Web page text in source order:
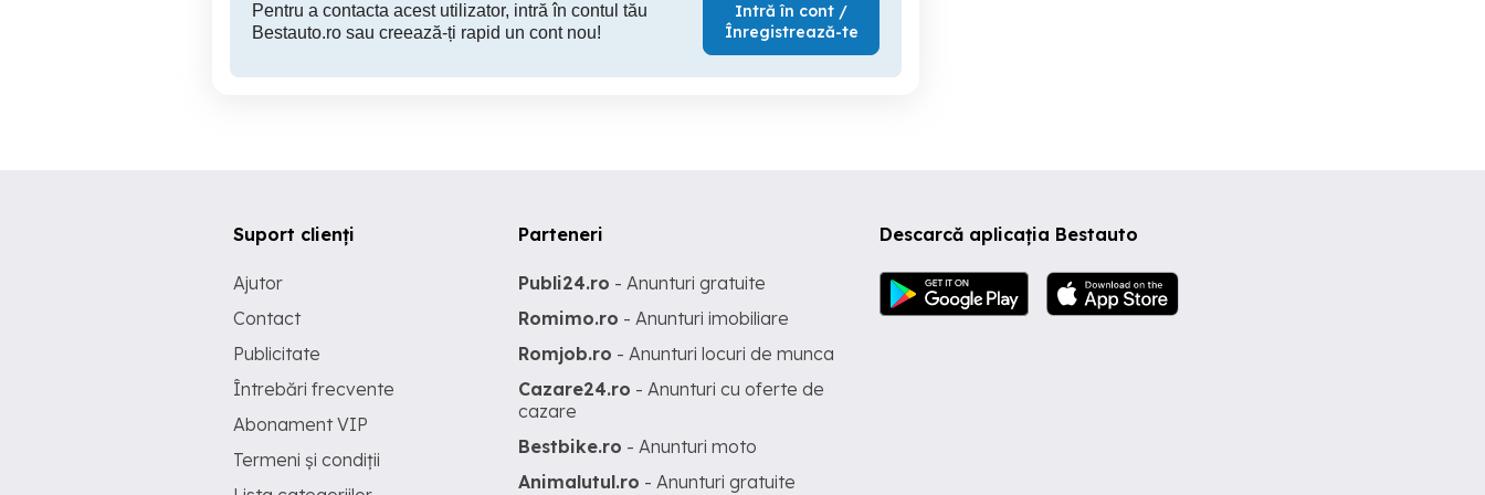
Pentru a contacta acest utilizator, intră în contul tău
Bestauto.ro sau creează-ți rapid un cont nou!
Intră în cont /
Înregistrează-te
Descarcă aplicația Bestauto
Suport clienți
Ajutor
Contact
Publicitate
Întrebări frecvente
Abonament VIP
Termeni și condiții
Parteneri
Publi24.ro - Anunturi gratuite
Romimo.ro - Anunturi imobiliare
Romjob.ro - Anunturi locuri de munca
Cazare24.ro - Anunturi cu oferte de
cazare
Bestbike.ro - Anunturi moto
Animalutul.ro - Anunturi gratuite